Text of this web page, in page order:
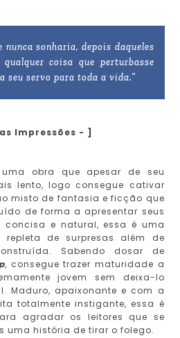
nunca sonharia, depois daqueles
coisa que perturbasse
seu servo para toda a vida.”
Impressões - ]
obra que apesar de seu
lento, logo consegue cativar
misto de fantasia e ficção que
de forma a apresentar seus
concisa e natural, essa é uma
de surpresas além de
Sabendo dosar de
, consegue trazer maturidade a
jovem sem deixa-lo
Maduro, apaixonante e com a
totalmente instigante, essa é
agradar os leitores que se
uma história de tirar o folego.